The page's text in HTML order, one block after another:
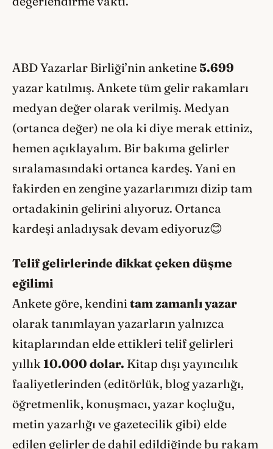
ABD Yazarlar Birliği’nin anketine 5.699
yazar katılmış. Ankete tüm gelir rakamları
medyan değer olarak verilmiş. Medyan
(ortanca değer) ne ola ki diye merak ettiniz,
hemen açıklayalım. Bir bakıma gelirler
sıralamasındaki ortanca kardeş. Yani en
fakirden en zengine yazarlarımızı dizip tam
ortadakinin gelirini alıyoruz. Ortanca
kardeşi anladıysak devam ediyoruz😊
Telif gelirlerinde dikkat çeken düşme
eğilimi
Ankete göre, kendini tam zamanlı yazar
olarak tanımlayan yazarların yalnızca
kitaplarından elde ettikleri telif gelirleri
yıllık 10.000 dolar. Kitap dışı yayıncılık
faaliyetlerinden (editörlük, blog yazarlığı,
öğretmenlik, konuşmacı, yazar koçluğu,
metin yazarlığı ve gazetecilik gibi) elde
edilen gelirler de dahil edildiğinde bu rakam